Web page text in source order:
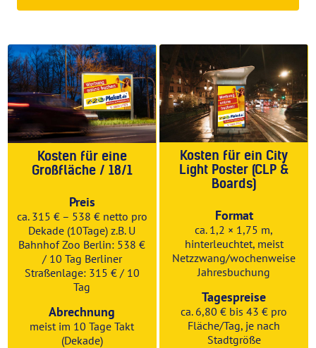
Kosten für eine
Großfläche / 18/1
Preis
ca. 315 € – 538 € netto pro
Dekade (10Tage) z.B. U
Bahnhof Zoo Berlin: 538 €
/ 10 Tag Berliner
Straßenlage: 315 € / 10
Tag
Abrechnung
meist im 10 Tage Takt
(Dekade)
Kosten für ein City
Light Poster (CLP &
Boards)
Format
ca. 1,2 × 1,75 m,
hinterleuchtet, meist
Netzzwang/wochenweise
Jahresbuchung
Tagespreise
ca. 6,80 € bis 43 € pro
Fläche/Tag, je nach
Stadtgröße